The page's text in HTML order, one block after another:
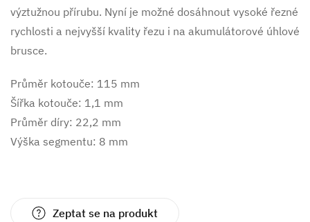
výztužnou přírubu. Nyní je možné dosáhnout vysoké řezné
rychlosti a nejvyšší kvality řezu i na akumulátorové úhlové
brusce.
Průměr kotouče: 115 mm
Šířka kotouče: 1,1 mm
Průměr díry: 22,2 mm
Výška segmentu: 8 mm
Zeptat se na produkt